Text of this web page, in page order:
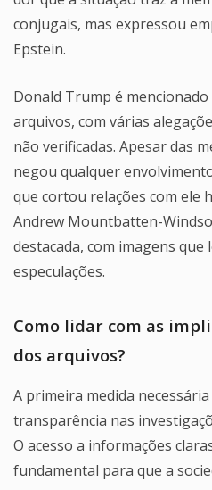
conjugais, mas expressou
Epstein.
Donald Trump é
arquivos, com várias
não verificadas. Apesar das
negou qualquer
que cortou relações com ele
Andrew Mountbatten-
destacada, com imagens que
especulações.
Como lidar com as
dos arquivos?
A primeira medida
transparência nas
O acesso a informações
fundamental para que a